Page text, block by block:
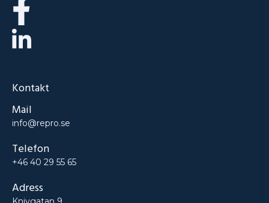
Kontakt
Mail
info@repro.se
Telefon
+46 40 29 55 65
Adress